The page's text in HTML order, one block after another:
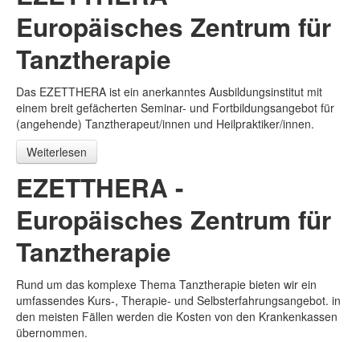
Europäisches Zentrum für
Tanztherapie
Das EZETTHERA ist ein anerkanntes Ausbildungsinstitut mit
einem breit gefächerten Seminar- und Fortbildungsangebot für
(angehende) Tanztherapeut/innen und Heilpraktiker/innen.
Weiterlesen
EZETTHERA -
Europäisches Zentrum für
Tanztherapie
Rund um das komplexe Thema Tanztherapie bieten wir ein
umfassendes Kurs-, Therapie- und Selbsterfahrungsangebot. in
den meisten Fällen werden die Kosten von den Krankenkassen
übernommen.